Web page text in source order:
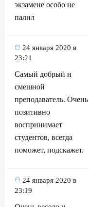
экзамене особо не
палил
24 января 2020 в
23:21
Самый добрый и
смешной
преподаватель. Очень
позитивно
воспринимает
студентов, всегда
поможет, подскажет.
24 января 2020 в
23:19